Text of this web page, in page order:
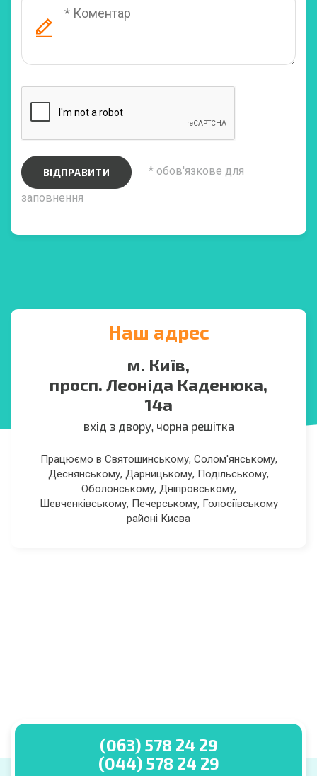
ВІДПРАВИТИ
* обов'язкове для
заповнення
Наш адрес
м. Київ,
просп. Леоніда Каденюка,
14а
вхід з двору, чорна решітка
Працюємо в Святошинському, Солом'янському,
Деснянському, Дарницькому, Подільському,
Оболонському, Дніпровському,
Шевченківському, Печерському, Голосіївському
районі Києва
(063) 578 24 29
(044) 578 24 29